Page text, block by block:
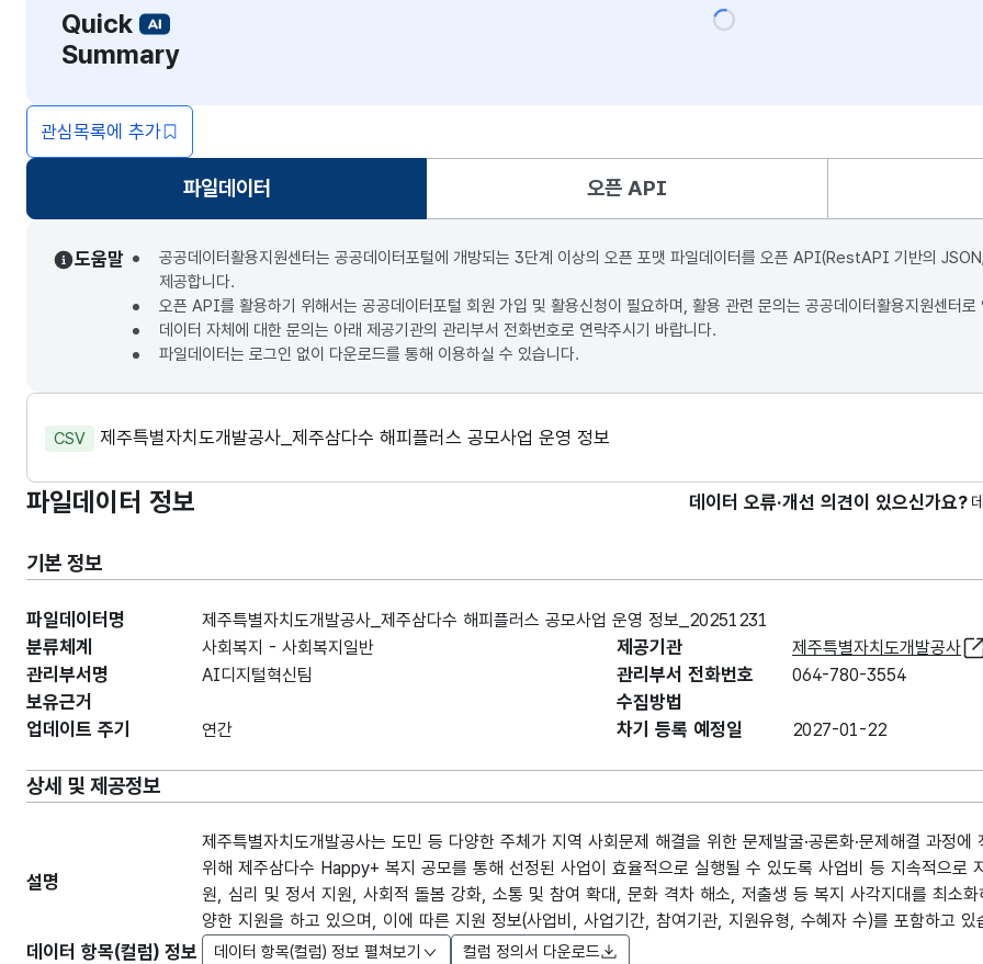
Quick
Summary
관심목록에 추가
파일데이터
선택됨
오픈 API
도움말
공공데이터활용지원센터는 공공데이터포털에 개방되는 3단계 이상의 오픈 포맷 파일데이터를 오픈 API(RestAPI 기반의
제공합니다.
오픈 API를 활용하기 위해서는 공공데이터포털 회원 가입 및 활용신청이 필요하며, 활용 관련 문의는 공공데이터활용지원센터로
데이터 자체에 대한 문의는 아래 제공기관의 관리부서 전화번호로 연락주시기 바랍니다.
파일데이터는 로그인 없이 다운로드를 통해 이용하실 수 있습니다.
CSV 제주특별자치도개발공사_제주삼다수 해피플러스 공모사업 운영 정보
파일데이터 정보 데이터 오류·개선 의견이 있으신가요?
기본 정보
파일데이터명 제주특별자치도개발공사_제주삼다수 해피플러스 공모사업 운영 정보_20251231
분류체계 사회복지 - 사회복지일반 제공기관 제주특별자치도개발공사
관리부서명 AI디지털혁신팀 관리부서 전화번호 064-780-3554
보유근거
수집방법
업데이트 주기
연간 차기 등록 예정일 2027-01-22
상세 및 제공정보
설명
제주특별자치도개발공사는 도민 등 다양한 주체가 지역 사회문제 해결을 위한 문제발굴·공론화·문제해결 과정
위해 제주삼다수 Happy+ 복지 공모를 통해 선정된 사업이 효율적으로 실행될 수 있도록 사업비 등 지속적으로
원, 심리 및 정서 지원, 사회적 돌봄 강화, 소통 및 참여 확대, 문화 격차 해소, 저출생 등 복지 사각지대를 최소
양한 지원을 하고 있으며, 이에 따른 지원 정보(사업비, 사업기간, 참여기관, 지원유형, 수혜자 수)를 포함하고 있
데이터 항목(컬럼) 정보 데이터 항목(컬럼) 정보 펼쳐보기 컬럼 정의서 다운로드